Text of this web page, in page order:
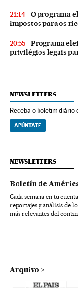
21:14
O programa
impostos para os
20:55
Programa
privilégios legais
NEWSLETTERS
Receba o boletim diário
APÚNTATE
NEWSLETTERS
Boletín de
Cada semana en tu
reportajes y análisis de
más relevantes del
Arquivo